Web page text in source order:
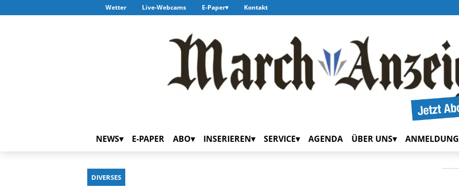
Wetter Live-Webcams E-Paper Kontakt
NEWS E-PAPER ABO INSERIEREN SERVICE AGENDA ÜBER UNS ANMELDUNG
DIVERSES